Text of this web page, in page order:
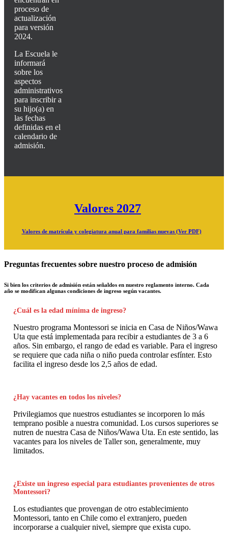
proceso de
actualización
para versión
2024.
La Escuela le
informará
sobre los
aspectos
administrativos
para inscribir a
su hijo(a) en
las fechas
definidas en el
calendario de
admisión.
Valores 2027
Valores de matrícula y colegiatura anual para familias nuevas (Ver PDF)
Preguntas frecuentes sobre nuestro proceso de admisión
Si bien los criterios de admisión están señaldos en nuestro reglamento interno. Cada
año se modifican algunas condiciones de ingreso según vacantes.
¿Cuál es la edad mínima de ingreso?
Nuestro programa Montessori se inicia en Casa de Niños/Wawa
Uta que está implementada para recibir a estudiantes de 3 a 6
años. Sin embargo, el rango de edad es variable. Para el ingreso
se requiere que cada niña o niño pueda controlar esfínter. Esto
facilita el ingreso desde los 2,5 años de edad.
¿Hay vacantes en todos los niveles?
Privilegiamos que nuestros estudiantes se incorporen lo más
temprano posible a nuestra comunidad. Los cursos superiores se
nutren de nuestra Casa de Niños/Wawa Uta. En este sentido, las
vacantes para los niveles de Taller son, generalmente, muy
limitados.
¿Existe un ingreso especial para estudiantes provenientes de otros
Montessori?
Los estudiantes que provengan de otro establecimiento
Montessori, tanto en Chile como el extranjero, pueden
incorporarse a cualquier nivel, siempre que exista cupo.